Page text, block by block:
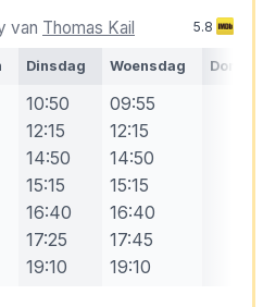
van Thomas Kail 5.8
Dinsdag Woensdag
10:50
12:15
14:50
15:15
16:40
17:25
19:10
09:55
12:15
14:50
15:15
16:40
17:45
19:10